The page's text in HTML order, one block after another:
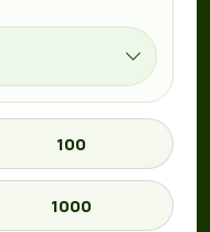
100
1000